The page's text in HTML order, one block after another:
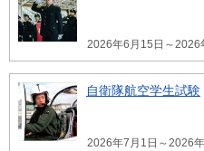
2026年6月15日～2026
自衛隊航空学生試験
2026年7月1日～2026